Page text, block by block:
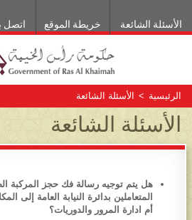
اتصل خريطة الموقع الأسئلة الشائعة
الرئيسية > الأسئلة الشائعة
الأسئلة الشائعة
هل يتم توجيه رسالة فك حجز المركبة
المتعاملين بدائرة النيابة العامة إلى
أم ادارة المرور والدوريات؟